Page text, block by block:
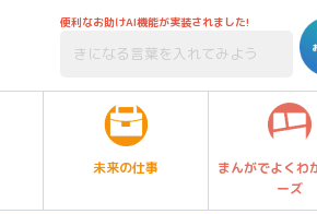
便利なお助けAI機能が実装されました!
未来の仕事
まんがでよくわ
ーズ